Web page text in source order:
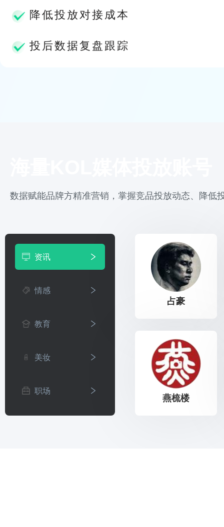
降低投放对接成本
投后数据复盘跟踪
数据赋能品牌方精准营销，掌握竞品投放动态、降低
资讯
情感
教育
美妆
职场
占豪
燕梳楼